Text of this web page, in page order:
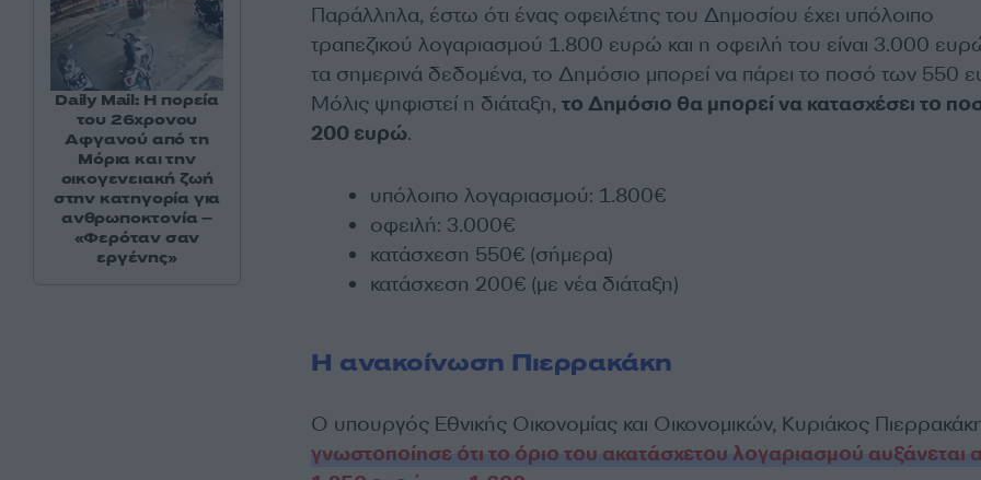
Παράλληλα, έστω ότι ένας οφειλέτης του Δημοσίου έχει υπόλοιπο
τραπεζικού λογαριασμού 1.800 ευρώ και η οφειλή του είναι 3.000
τα σημερινά δεδομένα, το Δημόσιο μπορεί να πάρει το ποσό των 550
Μόλις ψηφιστεί η διάταξη, το Δημόσιο θα μπορεί να κατασχέσει το
200 ευρώ.
υπόλοιπο λογαριασμού: 1.800€
οφειλή: 3.000€
κατάσχεση 550€ (σήμερα)
κατάσχεση 200€ (με νέα διάταξη)
Η ανακοίνωση Πιερρακάκη
Ο υπουργός Εθνικής Οικονομίας και Οικονομικών, Κυριάκος
γνωστοποίησε ότι το όριο του ακατάσχετου λογαριασμού αυξάνεται
Daily Mail: Η πορεία
του 26χρονου
Αφγανού από τη
Μόρια και την
οικογενειακή ζωή
στην κατηγορία για
ανθρωποκτονία –
«Φερόταν σαν
εργένης»